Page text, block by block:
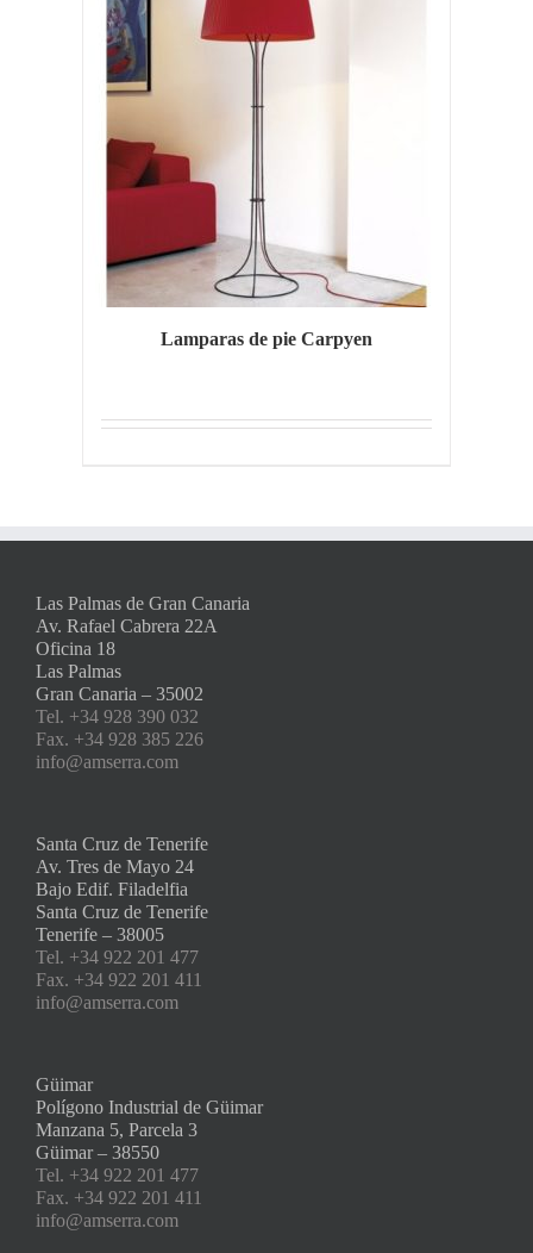
Lamparas de pie Carpyen
Las Palmas de Gran Canaria
Av. Rafael Cabrera 22A
Oficina 18
Las Palmas
Gran Canaria – 35002
Tel. +34 928 390 032
Fax. +34 928 385 226
info@amserra.com
Santa Cruz de Tenerife
Av. Tres de Mayo 24
Bajo Edif. Filadelfia
Santa Cruz de Tenerife
Tenerife – 38005
Tel. +34 922 201 477
Fax. +34 922 201 411
info@amserra.com
Güimar
Polígono Industrial de Güimar
Manzana 5, Parcela 3
Güimar – 38550
Tel. +34 922 201 477
Fax. +34 922 201 411
info@amserra.com